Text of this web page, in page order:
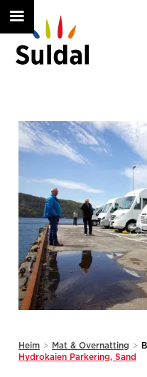
Heim > Mat & Overnatting >
Hydrokaien Parkering, Sand